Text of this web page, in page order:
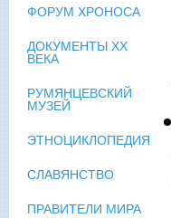
ФОРУМ ХРОНОСА
ДОКУМЕНТЫ XX
ВЕКА
РУМЯНЦЕВСКИЙ
МУЗЕЙ
ЭТНОЦИКЛОПЕДИЯ
СЛАВЯНСТВО
ПРАВИТЕЛИ МИРА